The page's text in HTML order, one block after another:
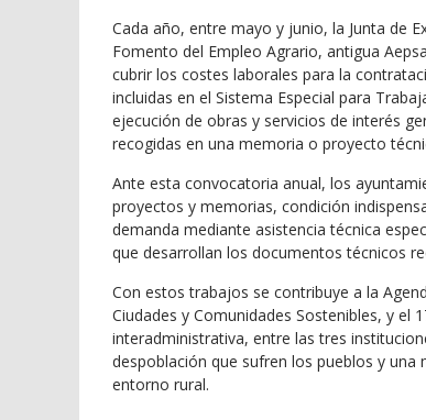
Cada año, entre mayo y junio, la Junta de
Fomento del Empleo Agrario, antigua
cubrir los costes laborales para la
incluidas en el Sistema Especial para
ejecución de obras y servicios de interés
recogidas en una memoria o proyecto
Ante esta convocatoria anual, los
proyectos y memorias, condición
demanda mediante asistencia técnica
que desarrollan los documentos técnicos
Con estos trabajos se contribuye a la
Ciudades y Comunidades Sostenibles, y el
interadministrativa, entre las tres
despoblación que sufren los pueblos y
entorno rural.